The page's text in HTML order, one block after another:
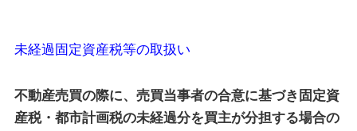
未経過固定資産税等の取扱い
不動産売買の際に、売買当事者の合意に基づき固定資
産税・都市計画税の未経過分を買主が分担する場合の